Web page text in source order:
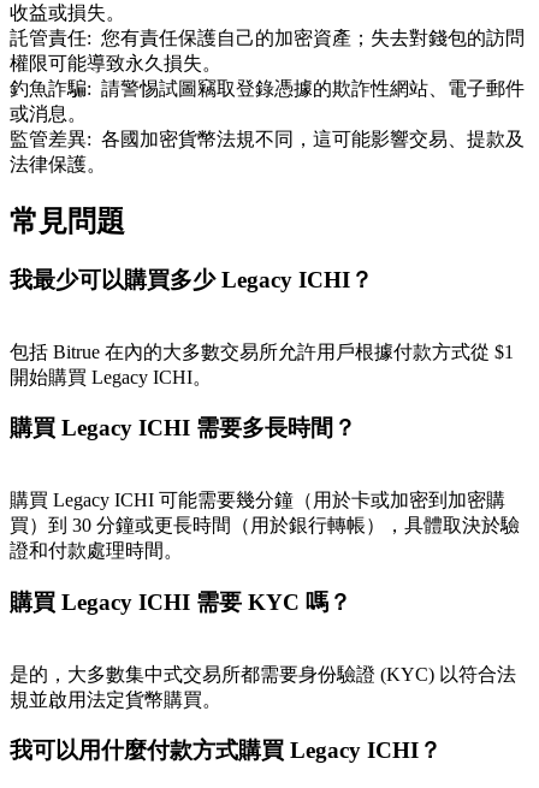
合夥人計劃
最高達65%佣金！
邀请好友
邀請朋友獲得現金獎勵
收益或損失。
託管責任: 您有責任保護自己的加密資產；失去對錢包的訪問
權限可能導致永久損失。
釣魚詐騙: 請警惕試圖竊取登錄憑據的欺詐性網站、電子郵件
或消息。
監管差異: 各國加密貨幣法規不同，這可能影響交易、提款及
法律保護。
常見問題
我最少可以購買多少 Legacy ICHI？
包括 Bitrue 在內的大多數交易所允許用戶根據付款方式從 $1
開始購買 Legacy ICHI。
購買 Legacy ICHI 需要多長時間？
購買 Legacy ICHI 可能需要幾分鐘（用於卡或加密到加密購
買）到 30 分鐘或更長時間（用於銀行轉帳），具體取決於驗
證和付款處理時間。
購買 Legacy ICHI 需要 KYC 嗎？
是的，大多數集中式交易所都需要身份驗證 (KYC) 以符合法
規並啟用法定貨幣購買。
我可以用什麼付款方式購買 Legacy ICHI？